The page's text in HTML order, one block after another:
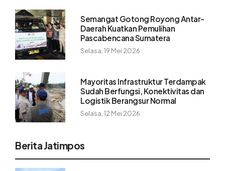
Semangat Gotong Royong Antar-
Daerah Kuatkan Pemulihan
Pascabencana Sumatera
Selasa, 19 Mei 2026
Mayoritas Infrastruktur Terdampak
Sudah Berfungsi, Konektivitas dan
Logistik Berangsur Normal
Selasa, 12 Mei 2026
Berita Jatimpos